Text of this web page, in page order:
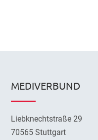
MEDIVERBUND
Liebknechtstraße 29
70565 Stuttgart